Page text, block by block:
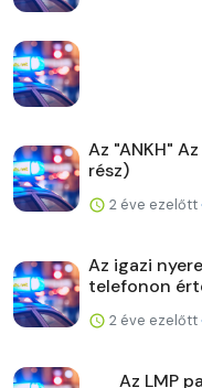
Az "ANKH"
rész)
2 éve ezelőtt
Az igazi
telefonon
2 éve ezelőtt
Az LMP